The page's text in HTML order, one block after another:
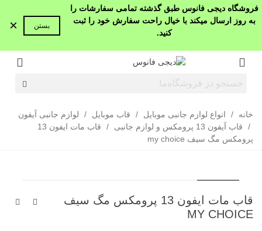
فروشگاه دیجی فانوس طبق گذشته تمامی سفارشات را
به روز ارسال میکند با خیال راحت سفارش خود را ثبت
کنید.
بستن ×
خانه / انواع لوازم جانبی موبایل / قاب موبایل /
لوازم جانبی آیفون
/
قاب آیفون 13 پرومکس و لوازم جانبی /
قاب مات ایفون 13
پرومکس مگ سیف my choice
قاب مات ایفون 13 پرومکس مگ سیف
MY CHOICE